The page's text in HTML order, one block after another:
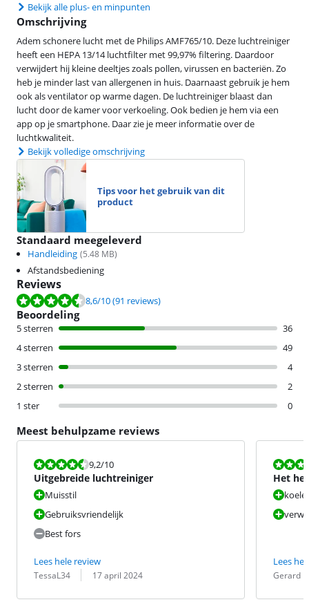
Bekijk alle plus- en minpunten
Omschrijving
Adem schonere lucht met de Philips AMF765/10. Deze luchtreiniger
heeft een HEPA 13/14 luchtfilter met 99,97% filtering. Daardoor
verwijdert hij kleine deeltjes zoals pollen, virussen en bacteriën. Zo
heb je minder last van allergenen in huis. Daarnaast gebruik je hem
ook als ventilator op warme dagen. De luchtreiniger blaast dan
lucht door de kamer voor verkoeling. Ook bedien je hem via een
app op je smartphone. Daar zie je meer informatie over de
luchtkwaliteit.
Bekijk volledige omschrijving
Tips voor het gebruik van dit
product
Standaard meegeleverd
Handleiding (5.48 MB)
Afstandsbediening
Reviews
Beoordeling is 8,6 van de 10, gebaseerd op 91 reviews.
8,6/10(91 reviews)
Beoordeling
5 sterren
36
4 sterren
49
3 sterren
4
2 sterren
2
1 ster
0
Meest behulpzame reviews
Beoordeling is 9,2 van de 10.
9,2/10
Uitgebreide luchtreiniger
Muisstil
Gebruiksvriendelijk
Best fors
Lees hele review
Beoordeling door:
TessaL34
Datum: 17 april 2024
Het
Lees
Gerard
Datum: